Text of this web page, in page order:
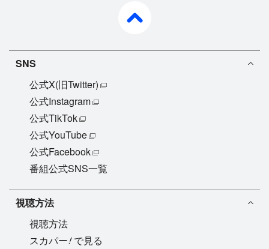
SNS
公式X(旧Twitter)
公式Instagram
公式TikTok
公式YouTube
公式Facebook
番組公式SNS一覧
視聴方法
視聴方法
スカパー!で見る